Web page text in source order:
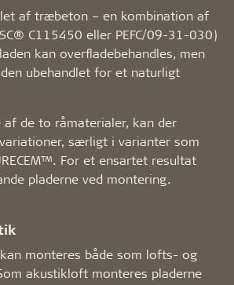
af træbeton – en kombination af
C115450 eller PEFC/09-31-030)
kan overfladebehandles, men
ubehandlet for et naturligt
de to råmaterialer, kan der
særligt i varianter som
For et ensartet resultat
pladerne ved montering.
monteres både som lofts- og
akustikloft monteres pladerne